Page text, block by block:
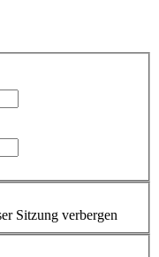
Sitzung verbergen